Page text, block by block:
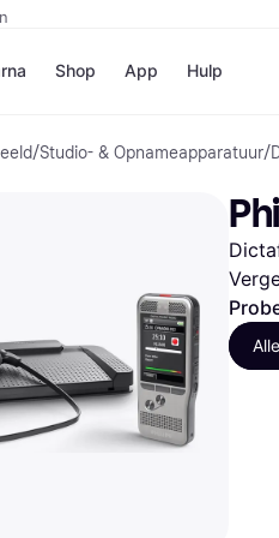
Shop
Winkels
Bol
H&M
App Hulp
/Studio- & Opnameapparatuur/